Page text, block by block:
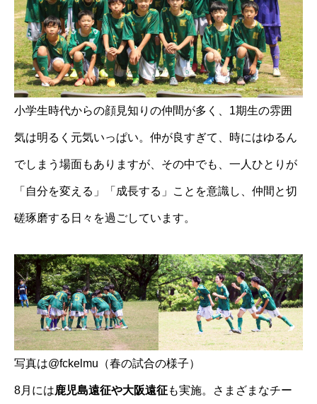
小学生時代からの顔見知りの仲間が多く、1期生の雰囲
気は明るく元気いっぱい。仲が良すぎて、時にはゆるん
でしまう場面もありますが、その中でも、一人ひとりが
「自分を変える」「成長する」ことを意識し、仲間と切
磋琢磨する日々を過ごしています。
写真は@fckelmu（春の試合の様子）
8月には鹿児島遠征や大阪遠征も実施。さまざまなチー